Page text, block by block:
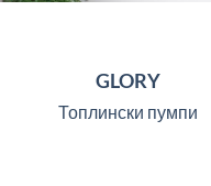
GLORY
Топлински пумпи